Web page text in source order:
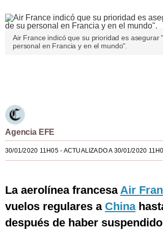
Air France indicó que su prioridad es
personal en Francia y en el mundo".
Agencia EFE
30/01/2020 11H05- ACTUALIZADO A 30/01/2020
La aerolínea francesaAir
vuelos regulares a China
después de haber